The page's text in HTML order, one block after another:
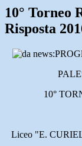
10° Torneo
Risposta
10°
Liceo "E.